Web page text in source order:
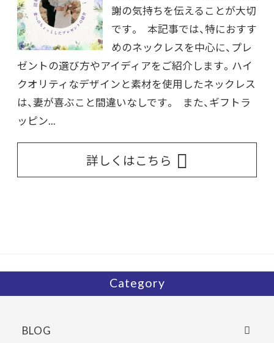
謝の気持ちを伝えることが大切
です。 本記事では、特におすす
めのネックレスを中心に、プレ
ゼントの選び方やアイディアをご紹介します。ハイ
クオリティなデザインと素材を使用したネックレス
は、妻が喜ぶこと間違いなしです。 また、ギフトラ
ッピン...
詳しくはこちら
Category
BLOG